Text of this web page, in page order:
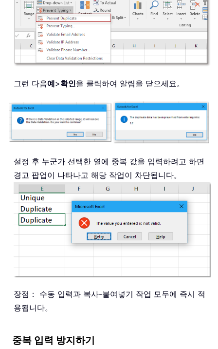
그런 다음예>확인을 클릭하여 알림을 닫으세요。
설정 후 누군가 선택한 열에 중복 값을 입력하려고 하면
경고 팝업이 나타나고 해당 작업이 차단됩니다。
장점： 수동 입력과 복사-붙여넣기 작업 모두에 즉시 적
용됩니다。
중복 입력 방지하기